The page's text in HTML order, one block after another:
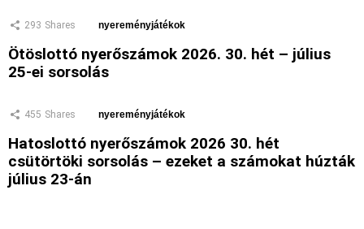
293 Shares nyereményjátékok
Ötöslottó nyerőszámok 2026. 30. hét – július
25-ei sorsolás
455 Shares nyereményjátékok
Hatoslottó nyerőszámok 2026 30. hét
csütörtöki sorsolás – ezeket a számokat húzták
július 23-án